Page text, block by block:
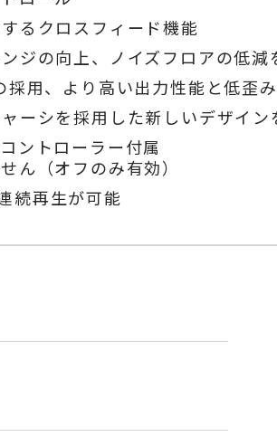
るクロスフィード機能
ジの向上、ノイズフロアの低減
用、より高い出力性能と低歪
ーシを採用した新しいデザイン
ントローラー付属
ん（オフのみ有効）
続再生が可能